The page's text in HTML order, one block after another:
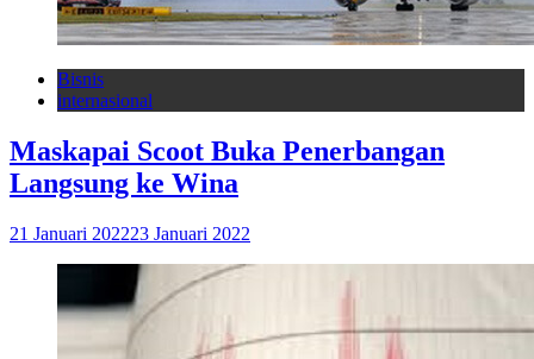
Bisnis
internasional
Maskapai Scoot Buka Penerbangan
Langsung ke Wina
21 Januari 202223 Januari 2022